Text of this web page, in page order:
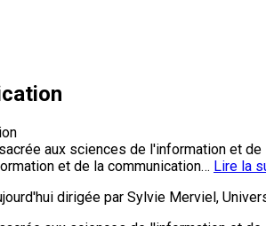
aux sciences de l'information et
et de la communication… Lire la
dirigée par Sylvie Merviel,